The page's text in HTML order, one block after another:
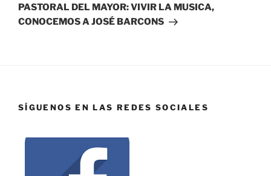
PASTORAL DEL MAYOR: VIVIR LA MUSICA,
CONOCEMOS A JOSÉ BARCONS
SÍGUENOS EN LAS REDES SOCIALES